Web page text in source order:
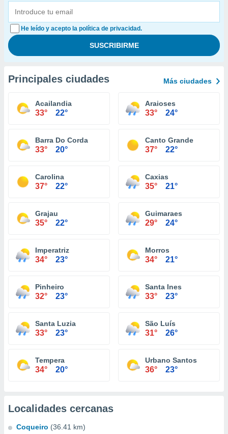
He leído y acepto la política de privacidad.
Principales ciudades Más ciudades
Acailandia
33° 22°
Araioses
33° 24°
Barra Do Corda
33° 20°
Canto Grande
37° 22°
Carolina
37° 22°
Caxias
35° 21°
Grajau
35° 22°
Guimaraes
29° 24°
Imperatriz
34° 23°
Morros
34° 21°
Pinheiro
32° 23°
Santa Ines
33° 23°
Santa Luzia
33° 23°
São Luís
31° 26°
Tempera
34° 20°
Urbano Santos
36° 23°
Localidades cercanas
Coqueiro (36.41 km)